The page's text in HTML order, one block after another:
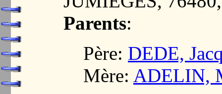
Parents:
Père: DEDE,
Mère: ADELIN,